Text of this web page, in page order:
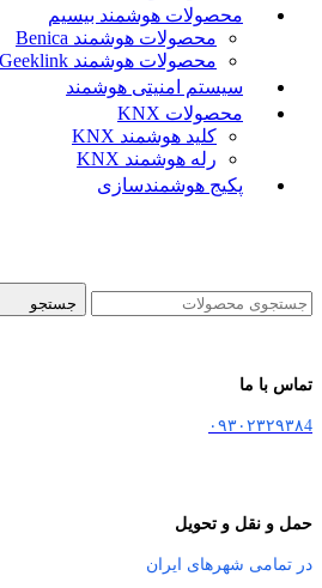
محصولات هوشمند بیسیم
محصولات هوشمند Benica
محصولات هوشمند Geeklink
سیستم امنیتی هوشمند
محصولات KNX
کلید هوشمند KNX
رله هوشمند KNX
پکیج هوشمندسازی
جستجو
تماس با ما
۰۹۳۰۲۳۲۹۳۸4
حمل و نقل و تحویل
در تمامی شهرهای ایران